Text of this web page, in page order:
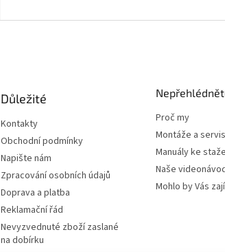
Důležité
Kontakty
Obchodní podmínky
Napište nám
Zpracování osobních údajů
Doprava a platba
Reklamační řád
Nevyzvednuté zboží zaslané
na dobírku
Proč my
Montáže a servis
Manuály ke
Naše
Mohlo by Vás